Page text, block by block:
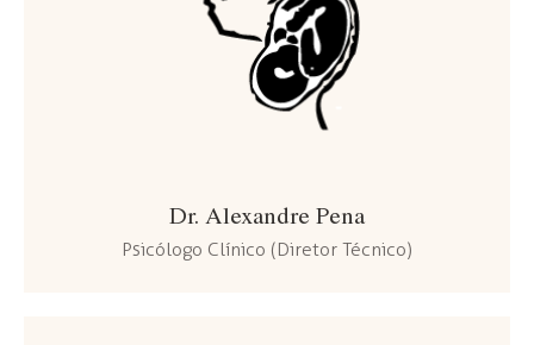
Dr. Alexandre Pena
Psicólogo Clínico (Diretor Técnico)